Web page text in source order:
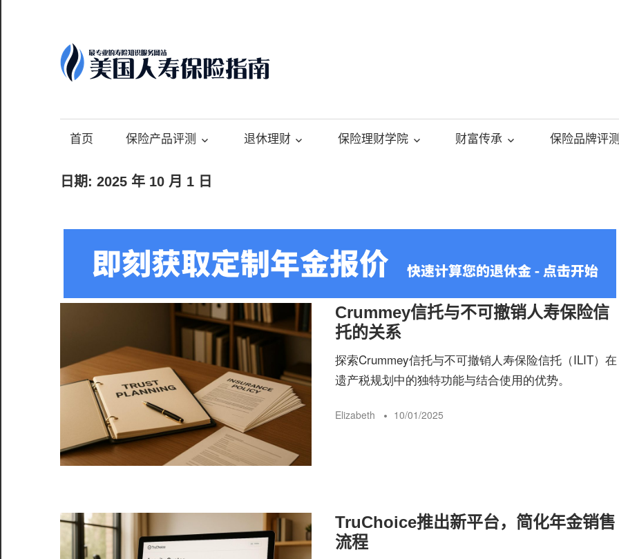
content
国
寿
保
险
指
专
业
美
保
区
首页 保险产品评测 退休理财 保险理财学院 财富传承 保险品牌评测
日期: 2025 年 10 月 1 日
Crummey信托与不可撤销人寿保险信
托的关系
探索Crummey信托与不可撤销人寿保险信托（ILIT）在
遗产税规划中的独特功能与结合使用的优势。
Elizabeth 10/01/2025
TruChoice推出新平台，简化年金销售
流程